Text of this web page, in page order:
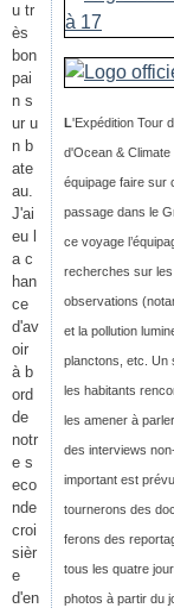
u tr
ès
bon
pai
n s
ur u
n b
ate
au.
J'ai
eu l
a c
han
ce
d'av
oir
à b
ord
de
notr
e s
eco
nde
croi
sièr
e
d'en
L'Expédition Tour
d'Ocean &
équipage faire sur
passage dans le
ce voyage
recherches sur
observations
et la pollution
planctons, etc. Un
les habitants
les amener à
des interviews
important est
tournerons des
ferons des
tous les quatre
photos à partir du